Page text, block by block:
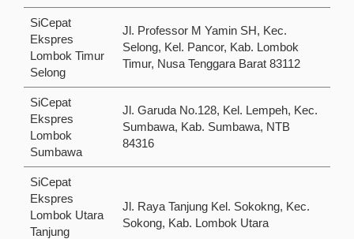
SiCepat
Ekspres
Lombok Timur
Selong
Jl. Professor M Yamin SH, Kec.
Selong, Kel. Pancor,​ Kab. Lombok
Timur, Nusa Tenggara Barat 83112
SiCepat
Ekspres
Lombok
Sumbawa
Jl. Garuda No.128, Kel. Lempeh, Kec.
Sumbawa, Kab. Sumbawa, NTB
84316
SiCepat
Ekspres
Lombok Utara
Tanjung
Jl. Raya Tanjung Kel. Sokokng, Kec.
Sokong, Kab. Lombok Utara